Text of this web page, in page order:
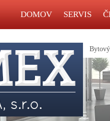
DOMOV SERVIS
Bytový